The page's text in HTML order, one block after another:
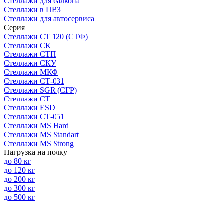
Стеллажи в ПВЗ
Стеллажи для автосервиса
Серия
Стеллажи СТ 120 (СТФ)
Стеллажи СК
Стеллажи СТП
Стеллажи СКУ
Стеллажи МКФ
Стеллажи СТ-031
Стеллажи SGR (СГР)
Стеллажи СТ
Стеллажи ESD
Стеллажи СТ-051
Стеллажи MS Hard
Стеллажи MS Standart
Стеллажи MS Strong
Нагрузка на полку
до 80 кг
до 120 кг
до 200 кг
до 300 кг
до 500 кг